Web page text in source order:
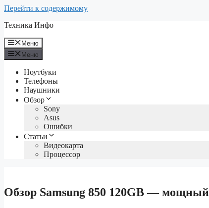
Перейти к содержимому
Техника Инфо
Меню
Меню
Ноутбуки
Телефоны
Наушники
Обзор
Sony
Asus
Ошибки
Статьи
Видеокарта
Процессор
Обзор Samsung 850 120GB —